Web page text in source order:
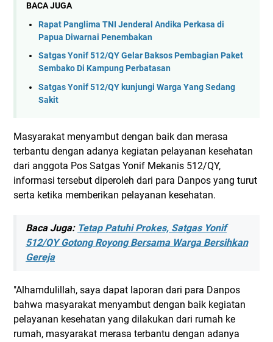
BACA JUGA
Rapat Panglima TNI Jenderal Andika Perkasa di
Papua Diwarnai Penembakan
Satgas Yonif 512/QY Gelar Baksos Pembagian Paket
Sembako Di Kampung Perbatasan
Satgas Yonif 512/QY kunjungi Warga Yang Sedang
Sakit
Masyarakat menyambut dengan baik dan merasa
terbantu dengan adanya kegiatan pelayanan kesehatan
dari anggota Pos Satgas Yonif Mekanis 512/QY,
informasi tersebut diperoleh dari para Danpos yang turut
serta ketika memberikan pelayanan kesehatan.
Baca Juga: Tetap Patuhi Prokes, Satgas Yonif
512/QY Gotong Royong Bersama Warga Bersihkan
Gereja
"Alhamdulillah, saya dapat laporan dari para Danpos
bahwa masyarakat menyambut dengan baik kegiatan
pelayanan kesehatan yang dilakukan dari rumah ke
rumah, masyarakat merasa terbantu dengan adanya